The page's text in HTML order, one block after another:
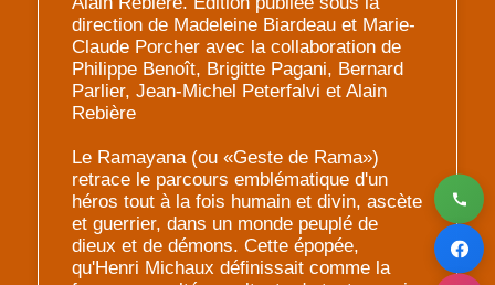
direction de Madeleine Biardeau et Marie-
Claude Porcher avec la collaboration de
Philippe Benoît, Brigitte Pagani, Bernard
Parlier, Jean-Michel Peterfalvi et Alain
Rebière
Le Ramayana (ou «Geste de Rama»)
retrace le parcours emblématique d'un
héros tout à la fois humain et divin, ascète
et guerrier, dans un monde peuplé de
dieux et de démons. Cette épopée,
qu'Henri Michaux définissait comme la